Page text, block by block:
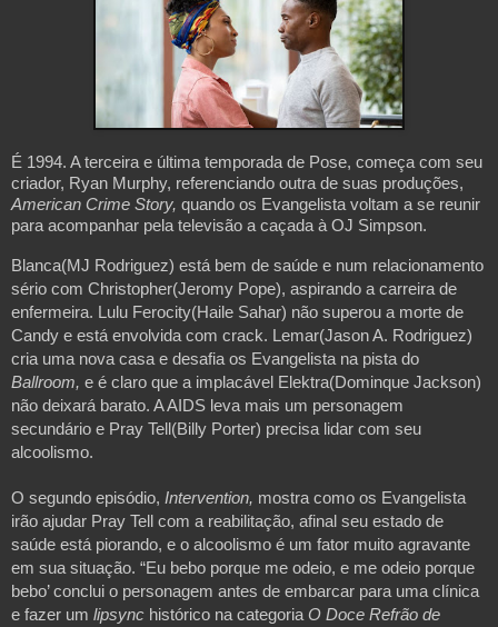
É 1994. A terceira e última temporada de Pose, começa com seu
American Crime Story, quando os Evangelista voltam a se reunir
para acompanhar pela televisão a caçada à OJ Simpson.
Blanca(MJ Rodriguez) está bem de saúde e num relacionamento
sério com Christopher(Jeromy Pope), aspirando a carreira de
enfermeira. Lulu Ferocity(Haile Sahar) não superou a morte de
Candy e está envolvida com crack. Lemar(Jason A. Rodriguez)
cria uma nova casa e desafia os Evangelista na pista do
Ballroom, e é claro que a implacável Elektra(Dominque Jackson)
não deixará barato. A AIDS leva mais um personagem
secundário e Pray Tell(Billy Porter) precisa lidar com seu
alcoolismo.
O segundo episódio, Intervention, mostra como os Evangelista
irão ajudar Pray Tell com a reabilitação, afinal seu estado de
saúde está piorando, e o alcoolismo é um fator muito agravante
em sua situação. “Eu bebo porque me odeio, e me odeio porque
bebo’ conclui o personagem antes de embarcar para uma clínica
e fazer um lipsync histórico na categoria O Doce Refrão de